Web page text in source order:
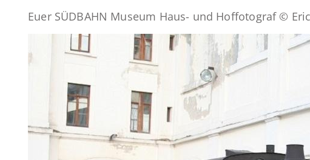
Euer SÜDBAHN Museum Haus- und Hoffotograf ©